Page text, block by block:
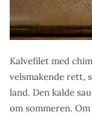
Kalvefilet med
velsmakende rett,
land. Den kalde
om sommeren.